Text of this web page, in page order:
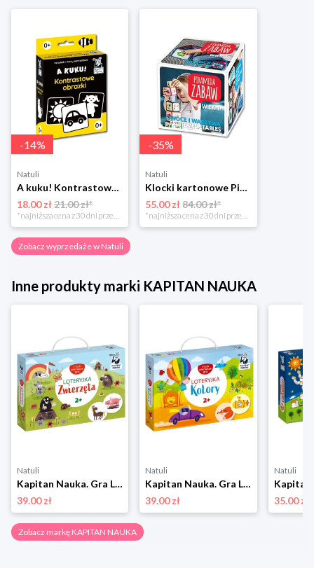
-14%
Natuli
A kuku! Kontrastowe obrazki. Karty kontrastowe + poradnik 0+ Edgard
18.00 zł21.00 zł*
*najniższa cena z 30 dni przed obniżką
-35%
Natuli
Klocki kartonowe Piramida Zabaw. Owoce i Warzywa Piramida zabaw
55.00 zł 84.00 zł*
*najniższa cena z 30 dni przed obniżką
Zobacz wyprzedaże w Natuli
Inne produkty marki KAPITAN NAUKA
Natuli
Kapitan Nauka. Gra Loteryjka Zwierzęta 2+ Kapitan nauka
39.00 zł
Natuli
Kapitan Nauka. Gra Loteryjka. Kolory 2+ Kapitan nauka
39.00 zł
Natuli
35.00 zł
Zobacz markę KAPITAN NAUKA